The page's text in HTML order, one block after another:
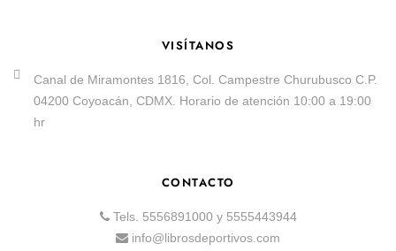
VISÍTANOS
Canal de Miramontes 1816, Col. Campestre Churubusco C.P.
04200 Coyoacán, CDMX. Horario de atención 10:00 a 19:00
hr
CONTACTO
Tels. 5556891000 y 5555443944
info@librosdeportivos.com